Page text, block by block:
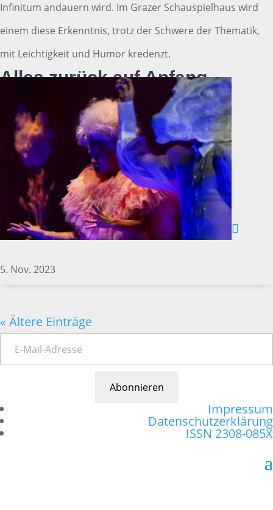
Alles zurück auf Anfang
5. Nov. 2023
Infinitum andauern wird. Im Grazer Schauspielhaus wird
einem diese Erkenntnis, trotz der Schwere der Thematik,
mit Leichtigkeit und Humor kredenzt.
« Ältere Einträge
Abonnieren
Impressum
Datenschutzerklärung
ISSN 2308-085X